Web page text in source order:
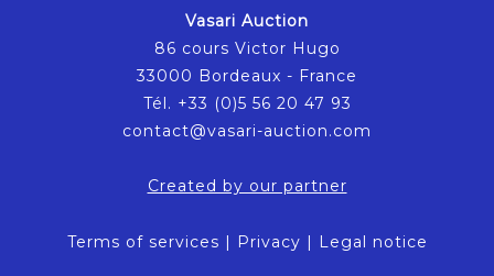
Vasari Auction
86 cours Victor Hugo
33000 Bordeaux - France
Tél. +33 (0)5 56 20 47 93
contact@vasari-auction.com
Created by our partner
Terms of services | Privacy | Legal notice